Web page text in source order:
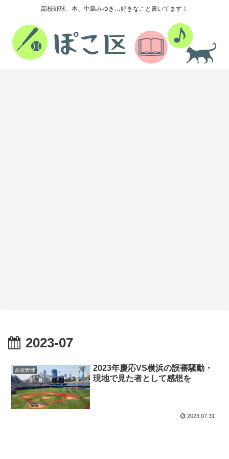
高校野球、本、中島みゆき…好きなこと書いてます！
2023-07
高校野球
2023年慶応VS横浜の誤審騒動・
現地で見た者として感想を
2023.07.31